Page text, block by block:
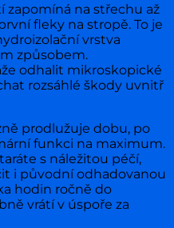
na střechu až
fleky na stropě. To je
vrstva
způsobem.
odhalit mikroskopické
rozsáhlé škody uvnitř
prodlužuje dobu, po
funkci na maximum.
s náležitou péčí,
i původní odhadovanou
hodin ročně do
vrátí v úspoře za